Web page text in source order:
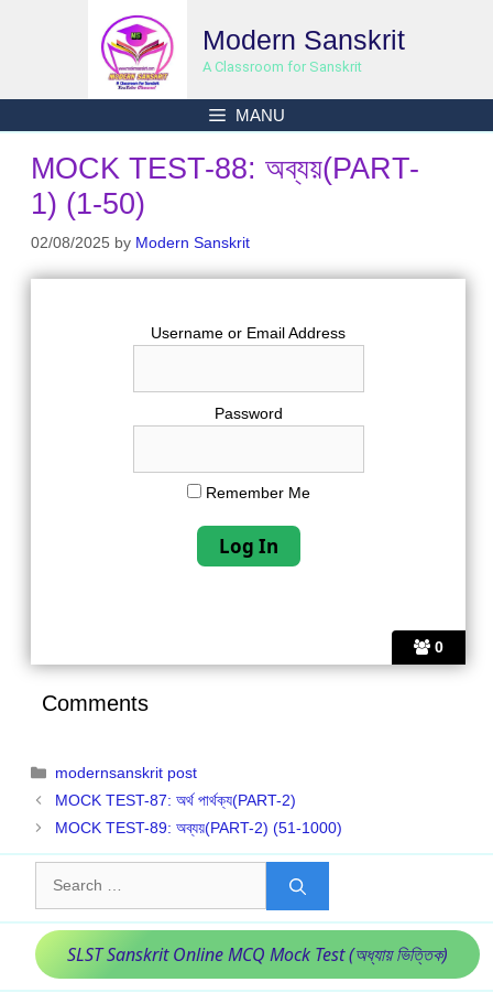
Modern Sanskrit
A Classroom for Sanskrit
MANU
MOCK TEST-88: অব্যয়(PART-
1) (1-50)
02/08/2025 by Modern Sanskrit
0
Username or Email Address
Password
Remember Me
Comments
Categories
modernsanskrit post
MOCK TEST-87: অর্থ পার্থক্য(PART-2)
MOCK TEST-89: অব্যয়(PART-2) (51-1000)
for:
SLST Sanskrit Online MCQ Mock Test (অধ্যায় ভিত্তিক)